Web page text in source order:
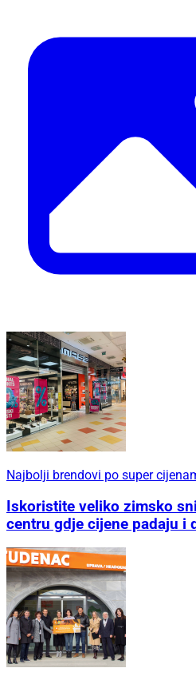
Najbolji brendovi po super
Iskoristite veliko zimsko
centru gdje cijene padaju i